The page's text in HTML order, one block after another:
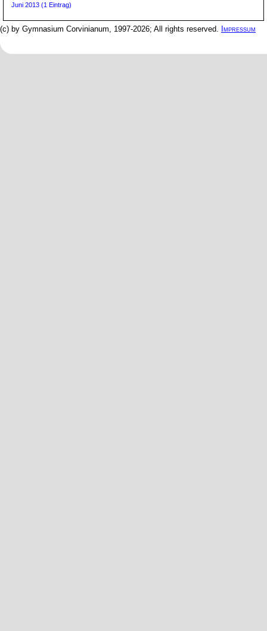
Juni 2013 (1 Eintrag)
(c) by Gymnasium Corvinianum, 1997-2026; All rights reserved. Impressum